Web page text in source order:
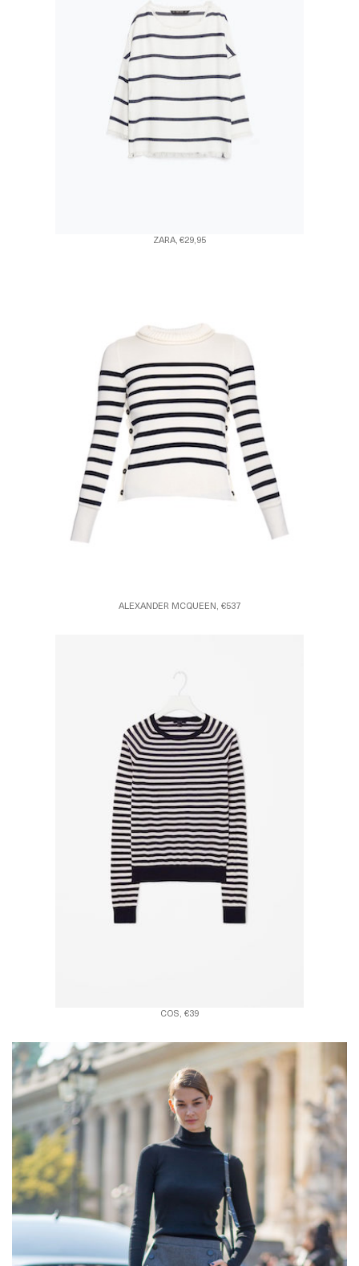
ZARA, €29,95
ALEXANDER MCQUEEN, €537
COS, €39